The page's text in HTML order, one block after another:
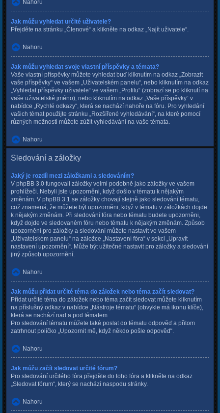
Nahoru
Jak můžu vyhledat určité uživatele?
Přejděte na stránku „Členové“ a klikněte na odkaz „Najít uživatele“.
Nahoru
Jak můžu vyhledat svoje vlastní příspěvky a témata?
Vaše vlastní příspěvky můžete vyhledat buď kliknutím na odkaz „Zobrazit
vaše příspěvky“ ve vašem „Uživatelském panelu“, nebo kliknutím na odkaz
„Vyhledat příspěvky uživatele“ ve vašem „Profilu“ (zobrazí se po kliknutí na
vaše uživatelské jméno), nebo kliknutím na odkaz „Vaše příspěvky“ v
nabídce „Rychlé odkazy“, která se nachází nahoře na fóru. Pro vyhledání
vašich témat použijte stránku „Rozšířené vyhledávání“, na které pomocí
různých možnosti můžete zúžit vyhledávání na vaše témata.
Nahoru
Sledování a záložky
Jaký je rozdíl mezi záložkami a sledováním?
V phpBB 3.0 fungovali záložky velmi podobně jako záložky ve vašem
prohlížeči. Nebyli jste upozorněni, když došlo v tématu k nějakým
změnám. V phpBB 3.1 se záložky chovají stejně jako sledování tématu,
což znamená, že můžete být upozorněni, když v tématu v záložkách dojde
k nějakým změnám. Při sledování fóra nebo tématu budete upozorněni,
když dojde ve sledovaném fóru nebo tématu k nějakým změnám. Způsob
upozornění pro záložky a sledování můžete nastavit ve vašem
„Uživatelském panelu“ na záložce „Nastavení fóra“ v sekci „Upravit
nastavení upozornění“. Může být užitečné nastavit pro záložky a sledování
jiný způsob upozornění.
Nahoru
Jak můžu přidat určité téma do záložek nebo téma začít sledovat?
Přidat určité téma do záložek nebo téma začít sledovat můžete kliknutím
na příslušný odkaz v nabídce „Nástroje tématu“ (obvykle má ikonu klíče),
která se nachází nad a pod tématem.
Pro sledování tématu můžete také poslat do tématu odpověď a přitom
zatrhnout políčko „Upozornit mě, když někdo pošle odpověď“.
Nahoru
Jak můžu začít sledovat určité fórum?
Pro sledování určitého fóra přejděte do toho fóra a klikněte na odkaz
„Sledovat fórum“, který se nachází naspodu stránky.
Nahoru